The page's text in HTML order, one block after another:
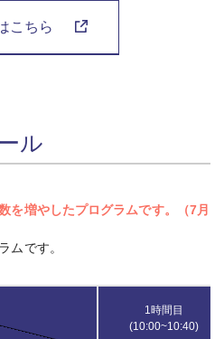
こちら
ル
を増やしたプログラムです。（7月
ムです。
1時間目
(10:00~10:40)